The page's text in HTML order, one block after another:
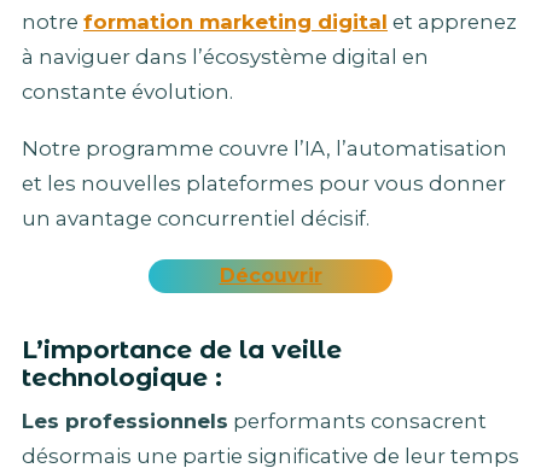
notre formation marketing digital et apprenez
à naviguer dans l’écosystème digital en
constante évolution.
Notre programme couvre l’IA, l’automatisation
et les nouvelles plateformes pour vous donner
un avantage concurrentiel décisif.
Découvrir
L’importance de la veille
technologique :
Les professionnels performants consacrent
désormais une partie significative de leur temps